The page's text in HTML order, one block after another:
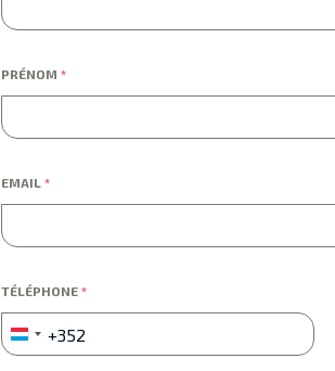
PRÉNOM *
EMAIL *
TÉLÉPHONE *
Luxembourg
+352
+352